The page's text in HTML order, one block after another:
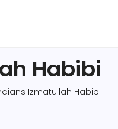
Habibi
Izmatullah Habibi